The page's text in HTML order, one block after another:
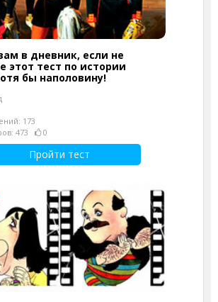
в дневник, если не
этот тест по истории
бы наполовину!
173
473
0
Пройти тест